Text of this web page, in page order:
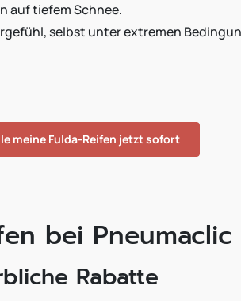
auf tiefem Schnee.
selbst unter extremen
meine Fulda-Reifen jetzt sofort
bei
Rabatte